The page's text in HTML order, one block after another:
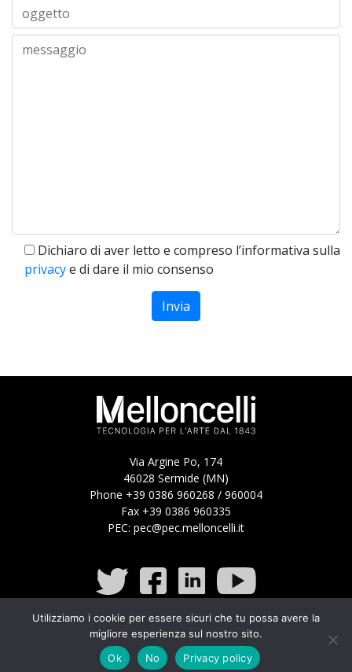
Dichiaro di aver letto e compreso l’informativa sulla
privacye di dare il mio consenso
Via Argine Po, 174
46028 Sermide (MN)
Phone +39 0386 960268 / 960004
Fax +39 0386 960335
PEC: pec@pec.melloncelli.it
Utilizziamo i cookie per essere sicuri che tu possa avere la
migliore esperienza sul nostro sito.
Ok
No Privacy policy